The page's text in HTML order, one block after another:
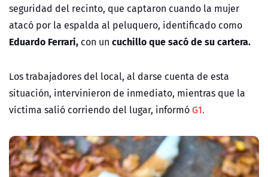
seguridad del recinto, que captaron cuando la mujer
atacó por la espalda al peluquero, identificado como
Eduardo Ferrari, con un cuchillo que sacó de su cartera.
Los trabajadores del local, al darse cuenta de esta
situación, intervinieron de inmediato, mientras que la
víctima salió corriendo del lugar, informóG1.